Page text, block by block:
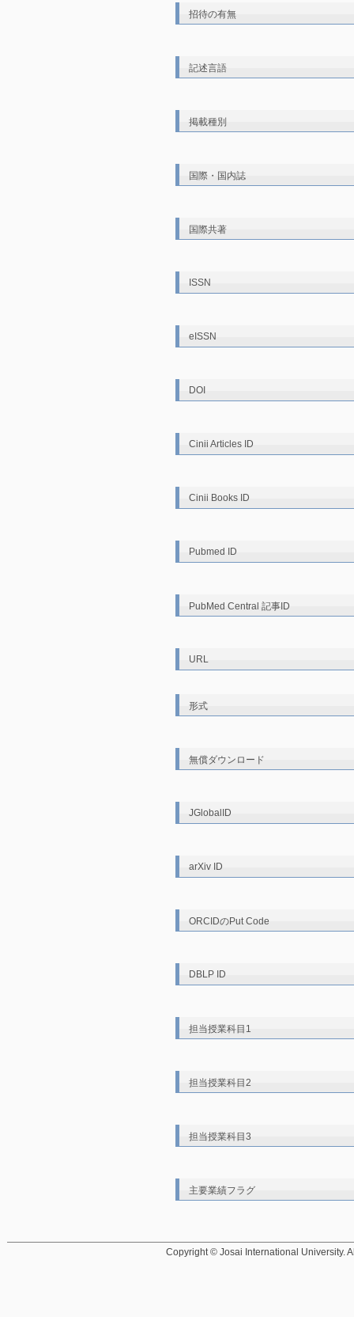
招待の有無
記述言語
掲載種別
国際・国内誌
国際共著
ISSN
eISSN
DOI
Cinii Articles ID
Cinii Books ID
Pubmed ID
PubMed Central 記事ID
URL
形式
無償ダウンロード
JGlobalID
arXiv ID
ORCIDのPut Code
DBLP ID
担当授業科目1
担当授業科目2
担当授業科目3
主要業績フラグ